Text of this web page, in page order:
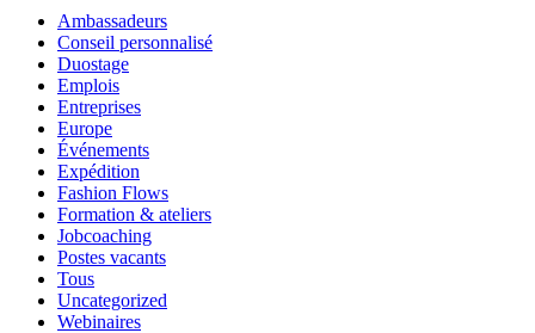
Ambassadeurs
Conseil personnalisé
Duostage
Emplois
Entreprises
Europe
Événements
Expédition
Fashion Flows
Formation & ateliers
Jobcoaching
Postes vacants
Tous
Uncategorized
Webinaires